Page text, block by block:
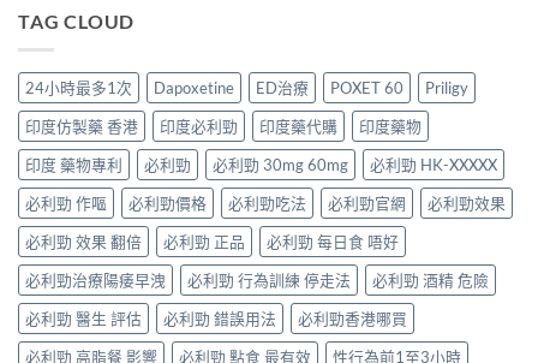
安
與
療
效
評
估〉
中
解
用
條
件、
風
險
與
安
全
指
南〉
中
合
何
同
時
解
決
勃
起
功
能
障
礙
與
早
洩〉
顆
夠？
破
解
「劑
量
尷
尬」
的
三
種
解
法
與
替
Force
完
整
解
析：
雙
效
果
凍
威、
西
地
那
非
＋
TAG CLOUD
24小時最多1次 Dapoxetine ED治療 POXET 60
Priligy
印度仿製藥 香港
印度必利勁 印度藥代購
印度藥物
印度 藥物專利
必利勁 必利勁 30mg 60mg
必利勁 HK-XXXXX
必利勁 作嘔
必利勁價格 必利勁吃法 必利勁官網
必利勁效果
必利勁 效果 翻倍
必利勁 正品
必利勁 每日食 唔好
必利勁治療陽痿早洩
必利勁 行為訓練 停走法
必利勁 酒精 危險
必利勁 醫生 評估
必利勁 錯誤用法
必利勁香港哪買
必利勁 高脂餐 影響
必利勁 點食 最有效
性行為前1至3小時